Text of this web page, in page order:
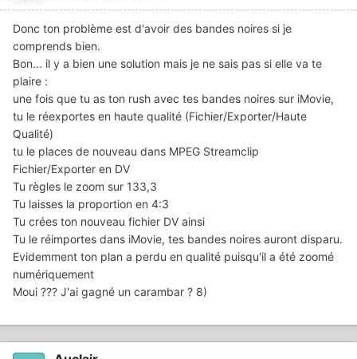
Donc ton problème est d'avoir des bandes noires si je
comprends bien.
Bon... il y a bien une solution mais je ne sais pas si elle va te
plaire :
une fois que tu as ton rush avec tes bandes noires sur iMovie,
tu le réexportes en haute qualité (Fichier/Exporter/Haute
Qualité)
tu le places de nouveau dans MPEG Streamclip
Fichier/Exporter en DV
Tu règles le zoom sur 133,3
Tu laisses la proportion en 4:3
Tu crées ton nouveau fichier DV ainsi
Tu le réimportes dans iMovie, tes bandes noires auront disparu.
Evidemment ton plan a perdu en qualité puisqu'il a été zoomé
numériquement
Moui ??? J'ai gagné un carambar ? 8)